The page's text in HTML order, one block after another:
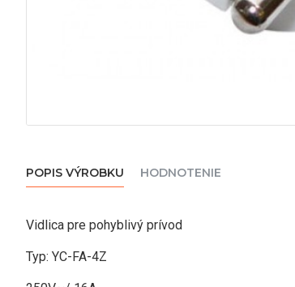
POPIS VÝROBKU HODNOTENIE
Vidlica pre pohyblivý prívod
Typ: YC-FA-4Z